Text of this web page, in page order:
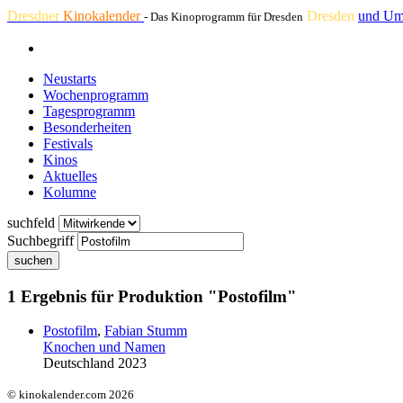
DresdnerKinokalender - Das Kinoprogramm für Dresden Dresden und
Neustarts
Wochenprogramm
Tagesprogramm
Besonderheiten
Festivals
Kinos
Aktuelles
Kolumne
suchfeld
Suchbegriff
suchen
1 Ergebnis für Produktion "Postofilm"
Postofilm, Fabian Stumm
Knochen und Namen
Deutschland 2023
© kinokalender.com 2026